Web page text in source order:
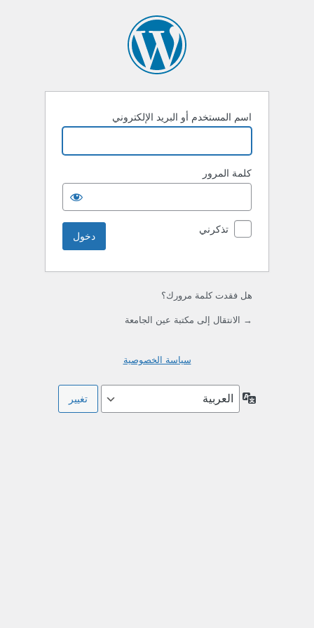
اسم المستخدم أو البريد الإلكتروني
كلمة المرور
تذكرني
هل فقدت كلمة مرورك؟
→ الانتقال إلى مكتبة عين الجامعة
سياسة الخصوصية
اللغة